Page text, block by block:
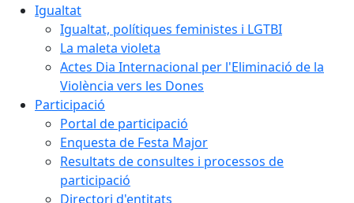
Igualtat
Igualtat, polítiques feministes i LGTBI
La maleta violeta
Actes Dia Internacional per l'Eliminació de la
Violència vers les Dones
Participació
Portal de participació
Enquesta de Festa Major
Resultats de consultes i processos de
participació
Directori d'entitats